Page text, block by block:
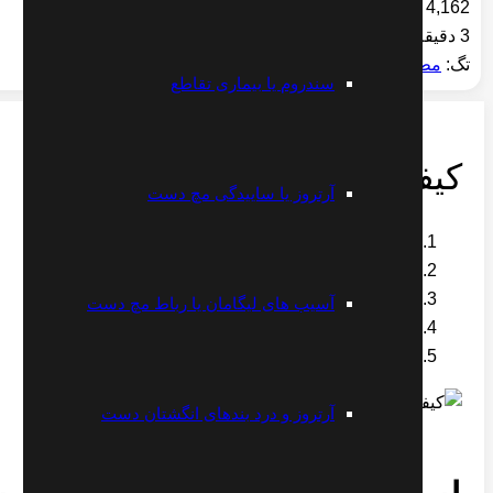
سندروم یا بیماری تقاطع
آرتروز یا ساییدگی مچ دست
آسیب های لیگامان یا رباط مچ دست
آرتروز و درد بندهای انگشتان دست
4,162
3 دقیقه
تگ: مطالب
کیفوز ستون مهره